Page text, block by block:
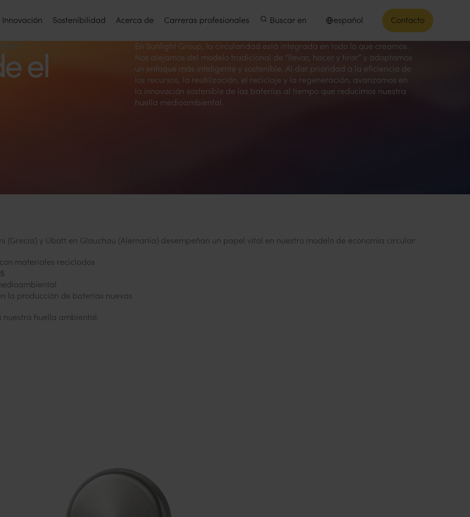
Innovación Sostenibilidad Acerca de Carreras profesionales Buscar en
Seleccionar idioma
español Contacto
el
En Sunlight Group, la circularidad está integrada en todo lo que creamos.
Nos alejamos del modelo tradicional de “llevar, hacer y tirar” y adoptamos
un enfoque más inteligente y sostenible. Al dar prioridad a la eficiencia de
los recursos, la reutilización, el reciclaje y la regeneración, avanzamos en
la innovación sostenible de las baterías al tiempo que reducimos nuestra
huella medioambiental.
(Grecia) y Ubatt en Glauchau (Alemania) desempeñan un papel vital en nuestro modelo de economía circular:
materiales reciclados
la producción de baterías nuevas
nuestra huella ambiental.